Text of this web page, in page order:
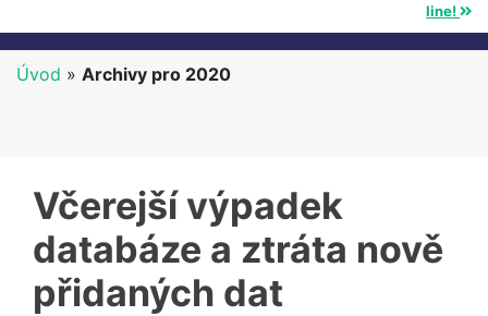
line!
Úvod » Archivy pro 2020
Včerejší výpadek
databáze a ztráta nově
přidaných dat